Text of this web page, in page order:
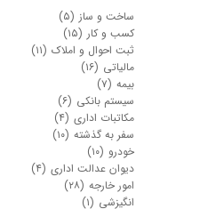
ساخت و ساز (۵)
کسب و کار (۱۵)
ثبت احوال و املاک (۱۱)
مالیاتی (۱۶)
بیمه (۷)
سیستم بانکی (۶)
مکاتبات اداری (۴)
سفر به گذشته (۱۰)
خودرو (۱۰)
دیوان عدالت اداری (۴)
امور خارجه (۲۸)
انگیزشی (۱)